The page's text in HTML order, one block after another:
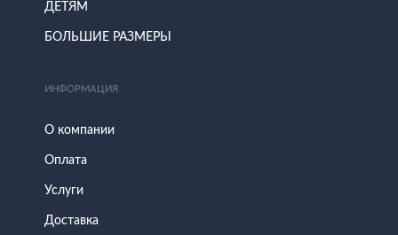
ДЕТЯМ
БОЛЬШИЕ РАЗМЕРЫ
ИНФОРМАЦИЯ
О компании
Оплата
Услуги
Доставка